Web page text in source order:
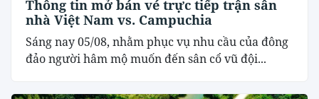
Thông tin mở bán vé trực tiếp trận sân
nhà Việt Nam vs. Campuchia
Sáng nay 05/08, nhằm phục vụ nhu cầu của đông
đảo người hâm mộ muốn đến sân cổ vũ đội...